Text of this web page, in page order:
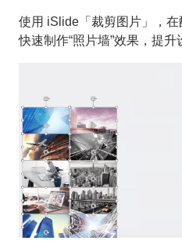
使用 iSlide「裁剪图片」，
快速制作“照片墙”效果，提升